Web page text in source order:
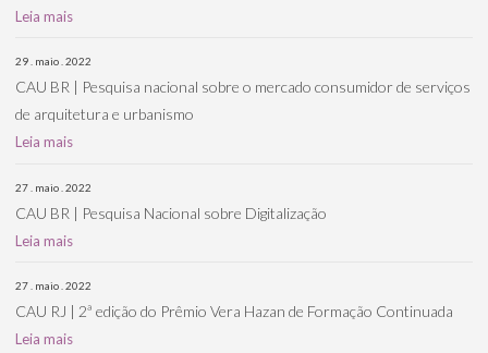
Leia mais
29 . maio . 2022
CAU BR | Pesquisa nacional sobre o mercado consumidor de serviços
de arquitetura e urbanismo
Leia mais
27 . maio . 2022
CAU BR | Pesquisa Nacional sobre Digitalização
Leia mais
27 . maio . 2022
CAU RJ | 2ª edição do Prêmio Vera Hazan de Formação Continuada
Leia mais